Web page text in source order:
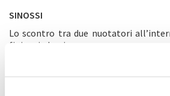
SINOSSI
Lo scontro tra due nuotatori
finisce in lacrime.
Una collaborazione con il gruppo